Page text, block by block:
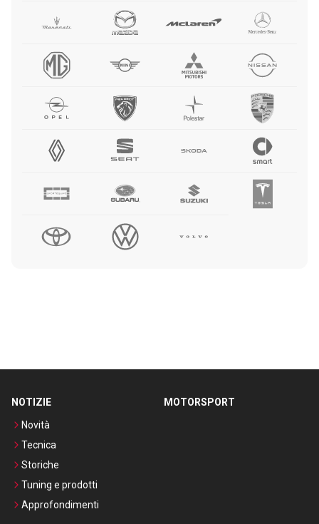
NOTIZIE
Novità
Tecnica
Storiche
Tuning e prodotti
Approfondimenti
MOTORSPORT